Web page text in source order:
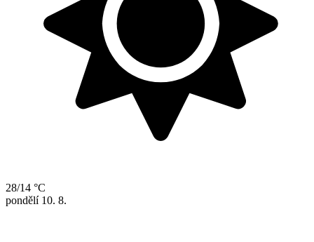
28/14 °C
pondělí 10. 8.